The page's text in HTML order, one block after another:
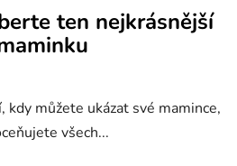
ten nejkrásnější
můžete ukázat své mamince,
všech...